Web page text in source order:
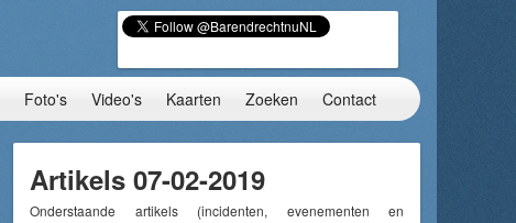
Foto's Video's Kaarten Zoeken Contact
Artikels 07-02-2019
Onderstaande artikels (incidenten, evenementen en